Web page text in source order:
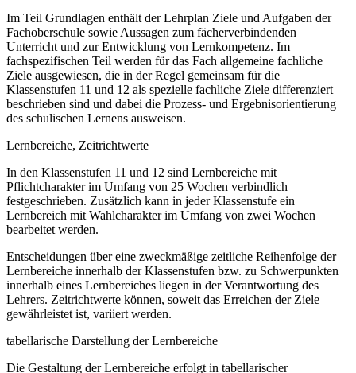
Im Teil Grundlagen enthält der Lehrplan Ziele und Aufgaben der
Fachoberschule sowie Aussagen zum fächerverbindenden
Unterricht und zur Entwicklung von Lernkompetenz. Im
fachspezifischen Teil werden für das Fach allgemeine fachliche
Ziele ausgewiesen, die in der Regel gemeinsam für die
Klassenstufen 11 und 12 als spezielle fachliche Ziele differenziert
beschrieben sind und dabei die Prozess- und Ergebnisorientierung
des schulischen Lernens ausweisen.
Lernbereiche, Zeitrichtwerte
In den Klassenstufen 11 und 12 sind Lernbereiche mit
Pflichtcharakter im Umfang von 25 Wochen verbindlich
festgeschrieben. Zusätzlich kann in jeder Klassenstufe ein
Lernbereich mit Wahlcharakter im Umfang von zwei Wochen
bearbeitet werden.
Entscheidungen über eine zweckmäßige zeitliche Reihenfolge der
Lernbereiche innerhalb der Klassenstufen bzw. zu Schwerpunkten
innerhalb eines Lernbereiches liegen in der Verantwortung des
Lehrers. Zeitrichtwerte können, soweit das Erreichen der Ziele
gewährleistet ist, variiert werden.
tabellarische Darstellung der Lernbereiche
Die Gestaltung der Lernbereiche erfolgt in tabellarischer